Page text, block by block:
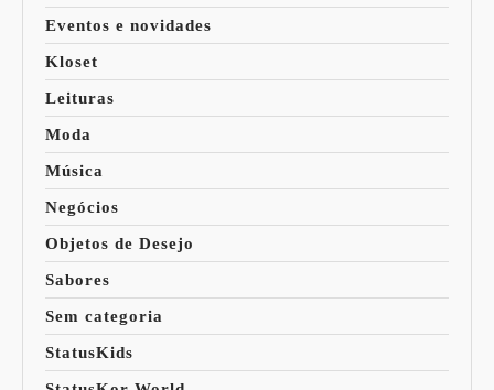
Eventos e novidades
Kloset
Leituras
Moda
Música
Negócios
Objetos de Desejo
Sabores
Sem categoria
StatusKids